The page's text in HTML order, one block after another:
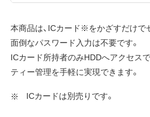
本商品は、ICカード※をかざすだけで
面倒なパスワード入力は不要です。
ICカード所持者のみHDDへアクセス
ティー管理を手軽に実現できます。
ICカードは別売りです。